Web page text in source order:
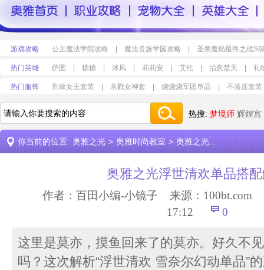
游戏攻略 公主魔法学院攻略 魔法贵族学园攻略 圣泉魔焰最终之战S
热门英雄 萨图 糖糖 沐风 莉莉安 艾伦 治愈楚天 礼
热门服饰 荆棘女王套装 杀戮女神套 烧烧烧军团单品 不落莲套装
热搜: 梦境师 辉煌宫
你当前的位置: 奥雅之光 > 奥雅时尚教室 > 奥雅之光浮世清欢单品搭配解析
奥雅之光浮世清欢单品搭
作者：百田小编-小镜子 来源： 100bt.com
17:12
0
这里是莫亦，摸鱼回来了的莫亦。好久不
吗？这次解析“浮世清欢 雪奈尔幻动单品”